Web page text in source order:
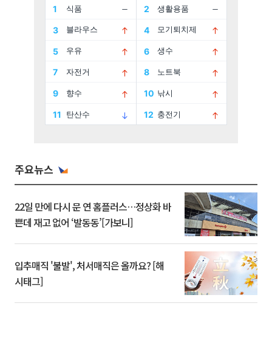
주요뉴스
22일 만에 다시 문 연 홈플러스…정상화 바
쁜데 재고 없어 ‘발동동’[가보니]
입추매직 '불발', 처서매직은 올까요? [해
시태그]